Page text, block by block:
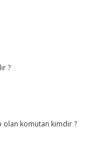
?
olan komutan kimdir ?